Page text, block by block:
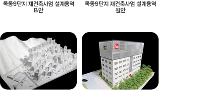
목동9단지 재건축사업 설계용역
B안
목동9단지 재건축사업 설계용역
원안